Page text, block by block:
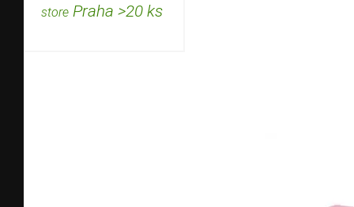
storePraha >20 ks